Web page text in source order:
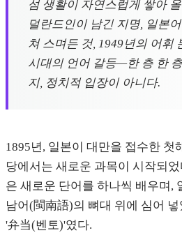
섬 생활이 자연스럽게 쌓아
덜란드인이 남긴 지명, 일본
쳐 스며든 것, 1949년의 어휘
시대의 언어 갈등—한 층 한
지, 정치적 입장이 아니다.
1895년, 일본이 대만을 접수한 첫
당에서는 새로운 과목이 시작되
은 새로운 단어를 하나씩 배우며,
남어(閩南語)의 뼈대 위에 심어
'弁当(벤토)'였다.